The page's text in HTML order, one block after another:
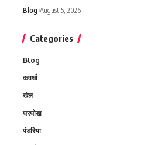
Blog August 5, 2026
Categories
Blog
कवर्धा
खेल
घरघोडा़
पंडरिया